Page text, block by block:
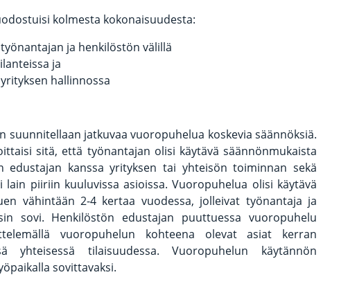
kolmesta kokonaisuudesta:
ja henkilöstön välillä
ja
hallinnossa
suunnitellaan jatkuvaa vuoropuhelua koskevia säännöksiä.
sitä, että työnantajan olisi käytävä säännönmukaista
edustajan kanssa yrityksen tai yhteisön toiminnan sekä
lain piiriin kuuluvissa asioissa. Vuoropuhelua olisi käytävä
vähintään 2-4 kertaa vuodessa, jolleivat työnantaja ja
sovi. Henkilöstön edustajan puuttuessa vuoropuhelu
vuoropuhelun kohteena olevat asiat kerran
yhteisessä tilaisuudessa. Vuoropuhelun käytännön
sovittavaksi.